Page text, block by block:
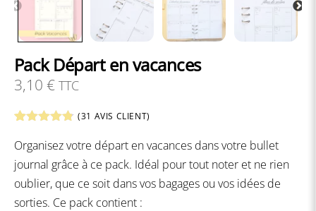
Pack Départ en vacances
3,10 € TTC
sur 5
basé sur
notations
client
(31 AVIS CLIENT)
Organisez votre départ en vacances dans votre bullet
journal grâce à ce pack. Idéal pour tout noter et ne rien
oublier, que ce soit dans vos bagages ou vos idées de
sorties. Ce pack contient :